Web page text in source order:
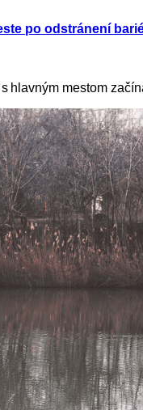
po odstránení
hlavným mestom